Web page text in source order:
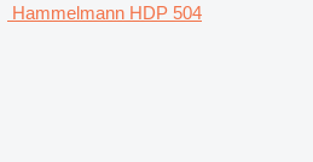
Hammelmann HDP 504